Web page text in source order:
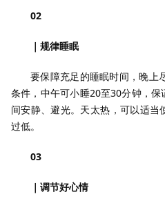
02
｜规律睡眠
要保障充足的睡眠时间，晚上
条件，中午可小睡20至30分钟，
间安静、避光。天太热，可以适
过低。
03
｜调节好心情